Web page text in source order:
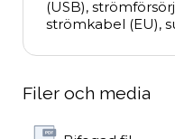
(USB),
strömkabel (EU),
Filer och media